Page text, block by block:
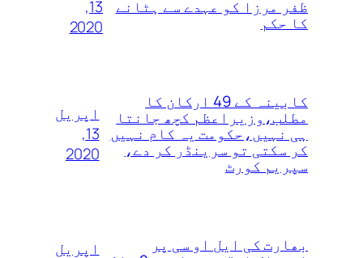
ظفر مرزا کو عہدے سے ہٹانے
کا حکم
13,
2020
کابینہ کے 49 ارکان کا
مطلب،وزیراعظم کچھ جانتا
ہی نہیں،حکومت یہ کام نہیں
کر سکتی تو سرینڈر کر دے،
سپریم کورٹ
اپریل
13,
2020
بھارت کی ایل او سی پر
اپریل